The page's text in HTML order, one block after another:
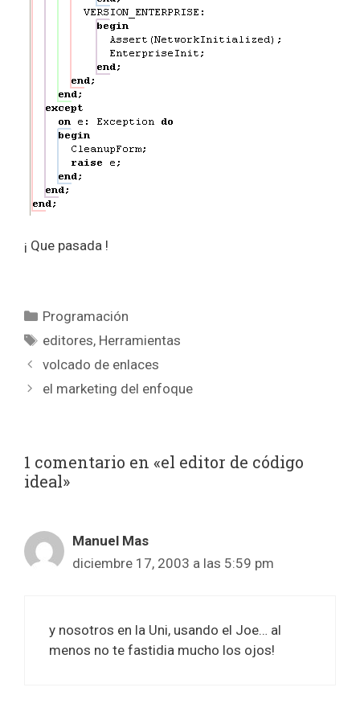
¡ Que pasada !
Categorías
Programación
Etiquetas
editores, Herramientas
volcado de enlaces
el marketing del enfoque
1 comentario en «el editor de código
ideal»
Manuel Mas
diciembre 17, 2003 a las 5:59 pm
y nosotros en la Uni, usando el Joe… al
menos no te fastidia mucho los ojos!